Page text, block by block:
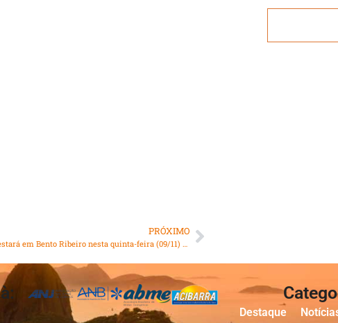
PRÓXIMO
Procon nos Bairros estará em Bento Ribeiro nesta quinta-feira (09/11) e na sexta-feira (10/11)
Destaque